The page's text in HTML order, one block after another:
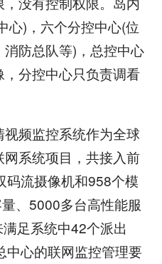
心)，六个分控中心(位
防总队等)，总控中心
分控中心只负责调看
频监控系统作为全球
系统项目，共接入前
流摄像机和958个模
、5000多台高性能服
足系统中42个派出
中心的联网监控管理要